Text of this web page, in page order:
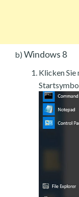
b) Windows 8
Klicken Sie